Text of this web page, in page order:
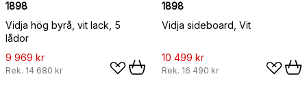
1898
Vidja hög byrå, vit lack, 5
lådor
9 969 kr
Rek. 14 680 kr
1898
Vidja sideboard, Vit
10 499 kr
Rek. 16 490 kr